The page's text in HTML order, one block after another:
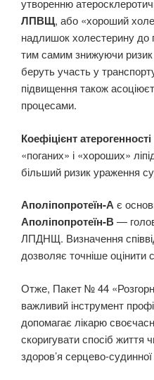
утворенню
ЛПВЩ, або «хороший
надлишок холестерину до
тим самим знижуючи ризик
беруть участь у
підвищення також
процесами.
Коефіцієнт атерогенності
«поганих» і «хороших»
більший ризик ураження
Аполіпопротеїн-Ає
Аполіпопротеїн-В—
ЛПДНЩ. Визначення
дозволяє точніше оцінити
Отже, Пакет № 44
важливий інструмент
допомагає лікарю
скоригувати спосіб життя
здоров’я серцево-